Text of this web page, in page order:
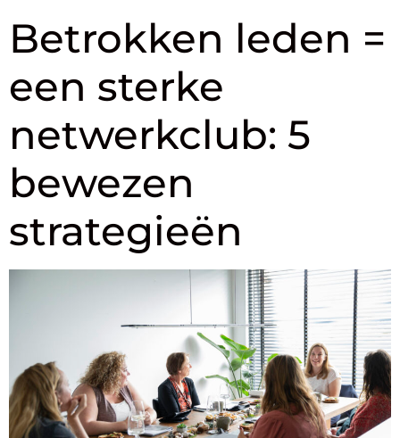
Betrokken leden =
een sterke
netwerkclub: 5
bewezen
strategieën